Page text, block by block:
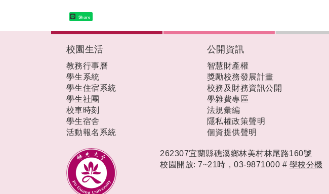
Share
校園生活
教務行事曆
學生系統
學生住宿系統
學生社團
校車時刻
學生宿舍
活動報名系統
公開資訊
智慧財產權
獎勵校務發展計畫
校務及財務資訊公開
學雜費專區
法規彙編
隱私權政策聲明
個資提供聲明
262307宜蘭縣礁溪鄉林美村林尾路160號
校園開放: 7~21時，03-9871000 # 學校分機